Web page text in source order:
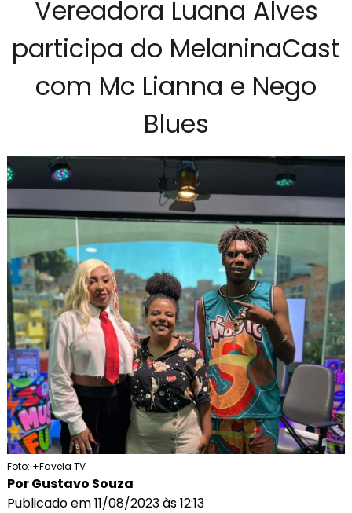
Vereadora Luana Alves
participa do MelaninaCast
com Mc Lianna e Nego
Blues
Foto: +Favela TV
Por Gustavo Souza
Publicado em 11/08/2023 às 12:13